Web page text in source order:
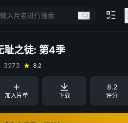
耻之徒: 第4季
3273
8.2
加入片单 下载
8.2
评分